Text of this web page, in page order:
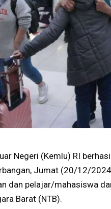
Negeri (Kemlu) RI
Jumat (20/12/
dan pelajar/mahasiswa
Barat (NTB).